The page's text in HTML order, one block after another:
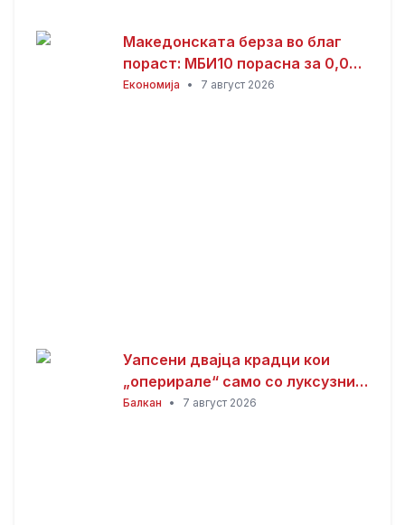
Македонската берза во благ
пораст: МБИ10 порасна за 0,08
отсто, најтргувани акциите на
Економија • 7 август 2026
Уапсени двајца крадци кои
„оперирале“ само со луксузни
автомобили
Балкан • 7 август 2026